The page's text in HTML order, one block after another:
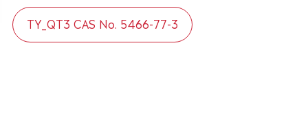
TY_QT3 CAS No. 5466-77-3